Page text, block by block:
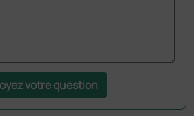
votre question